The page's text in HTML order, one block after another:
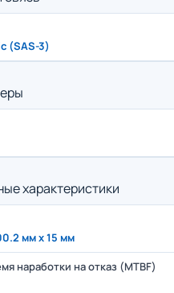
(SAS-3)
характеристики
мм x 15 мм
наработки на отказ (MTBF)